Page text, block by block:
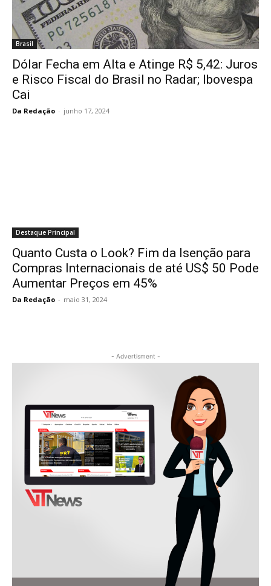
Brasil
Dólar Fecha em Alta e Atinge R$ 5,42: Juros
e Risco Fiscal do Brasil no Radar; Ibovespa
Cai
Da Redação - junho 17, 2024
Destaque Principal
Quanto Custa o Look? Fim da Isenção para
Compras Internacionais de até US$ 50 Pode
Aumentar Preços em 45%
Da Redação - maio 31, 2024
- Advertisment -